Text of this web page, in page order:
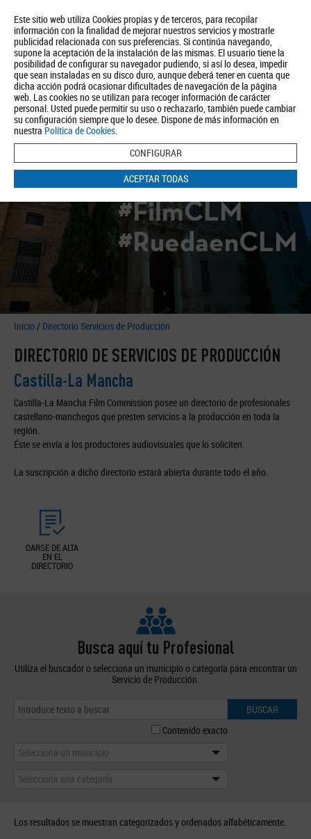
Este sitio web utiliza Cookies propias y de terceros, para recopilar
información con la finalidad de mejorar nuestros servicios y mostrarle
publicidad relacionada con sus preferencias. Si continúa navegando,
supone la aceptación de la instalación de las mismas. El usuario tiene la
posibilidad de configurar su navegador pudiendo, si así lo desea, impedir
que sean instaladas en su disco duro, aunque deberá tener en cuenta que
dicha acción podrá ocasionar dificultades de navegación de la página
web. Las cookies no se utilizan para recoger información de carácter
personal. Usted puede permitir su uso o rechazarlo, también puede cambiar
su configuración siempre que lo desee. Dispone de más información en
nuestra Política de Cookies.
CONFIGURAR
ACEPTAR TODAS
Quiénes somos Turismo Política de Privacidad Aviso Legal
Política de Cookies
BUSCAR
#FilmCLM
#RuedaenCLM
Inicio / Directorio Servicios de Producción
DIRECTORIO DE SERVICIOS DE PRODUCCIÓN
Castilla-La Mancha
Castilla-La Mancha Film Commission posee un directorio de profesionales
castellano-manchegos que presten servicios a la producción en toda la
región.
Éste se envía a los productores audiovisuales que lo soliciten.
La suscripción a dicho directorio estará abierta durante todo el año.
DARSE DE ALTA
EN EL
DIRECTORIO
Busca aquí tu Profesional
Utiliza el buscador o selecciona un municipio o categoría para encontrar un
Servicio de Producción.
BUSCAR
Contenido exacto
Selecciona un municipio
Selecciona una categoría
Los resultados se muestran categorizados y ordenados alfabéticamente.